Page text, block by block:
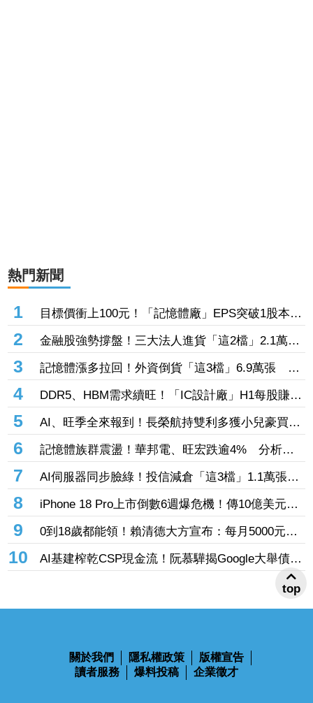
熱門新聞
1
目標價衝上100元！「記憶體廠」EPS突破1股本
DRAM大漲45%＋合作美光獲利迎轉機
2
金融股強勢撐盤！三大法人進貨「這2檔」2.1萬
張 投8.54億元連12日進場三商壽
3
記憶體漲多拉回！外資倒貨「這3檔」6.9萬張 連
賣華邦電2天捲102億元
4
DDR5、HBM需求續旺！「IC設計廠」H1每股賺
9.13元 董座：搶晶圓產能比毛利率更重要
5
AI、旺季全來報到！長榮航持雙利多獲小兒豪買逾
53萬張成寵兒 「這檔」前7月營收狂超去年全年
也獲青睞
6
記憶體族群震盪！華邦電、旺宏跌逾4% 分析師
點名「這2檔」多頭：布局看技術面
7
AI伺服器同步臉綠！投信減倉「這3檔」1.1萬張
投信連砍緯創2刀帶走18.96億元
8
iPhone 18 Pro上市倒數6週爆危機！傳10億美元晶
片卡封裝「躺在廠房」 恐面臨庫存不足
9
0到18歲都能領！賴清德大方宣布：每月5000元成
長津貼 婚、產假全面加碼
10
AI基建榨乾CSP現金流！阮慕驊揭Google大舉債衝
擊
關於我們 隱私權政策
版權宣告
讀者服務
爆料投稿 企業徵才
top